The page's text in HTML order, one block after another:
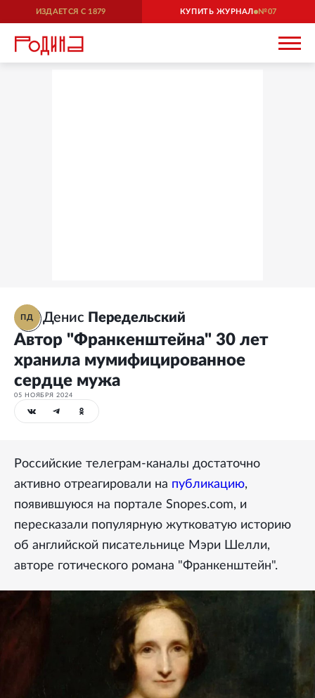
ИЗДАЕТСЯ С 1879 КУПИТЬ ЖУРНАЛ 07
ПД Денис Передельский
Автор "Франкенштейна" 30 лет
хранила мумифицированное
сердце мужа
05 НОЯБРЯ 2024
Российские телеграм-каналы достаточно
активно отреагировали на публикацию,
появившуюся на портале Snopes.com, и
пересказали популярную жутковатую историю
об английской писательнице Мэри Шелли,
авторе готического романа "Франкенштейн".